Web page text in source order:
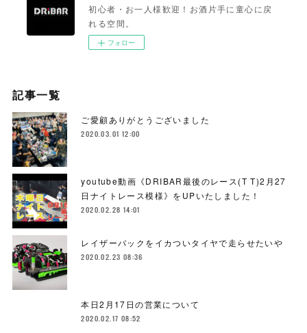
初心者・お一人様歓迎！お酒片手に童心に戻
れる空間。
フォロー
記事一覧
ご愛顧ありがとうございました
2020.03.01 12:00
youtube動画《DRIBAR最後のレース(T T)2月27
日ナイトレース模様》をUPいたしました！
2020.02.28 14:01
レイザーバックをイカついタイヤで走らせたいや
2020.02.23 08:36
本日2月17日の営業について
2020.02.17 08:52